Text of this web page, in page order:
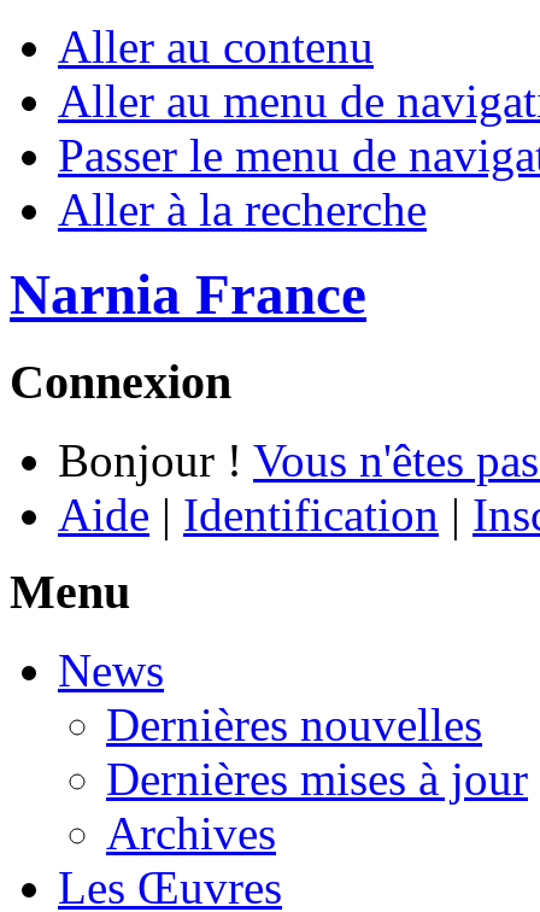
Aller au contenu
Aller au menu de
Passer le menu de
Aller à la recherche
Narnia France
Connexion
Bonjour ! Vous n'êtes
Aide | Identification |
Menu
News
Dernières nouvelles
Dernières mises à jour
Archives
Les Œuvres